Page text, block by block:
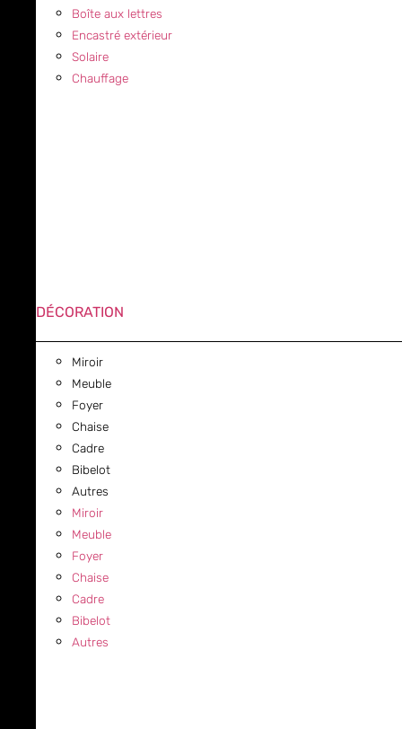
Boîte aux lettres
Encastré extérieur
Solaire
Chauffage
DÉCORATION
Miroir
Meuble
Foyer
Chaise
Cadre
Bibelot
Autres
Miroir
Meuble
Foyer
Chaise
Cadre
Bibelot
Autres